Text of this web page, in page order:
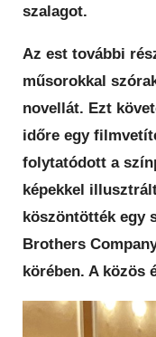
szalagot.
Az est további
műsorokkal
novellát. Ezt
időre egy
folytatódott a
képekkel
köszöntötték egy
Brothers
körében. A közös